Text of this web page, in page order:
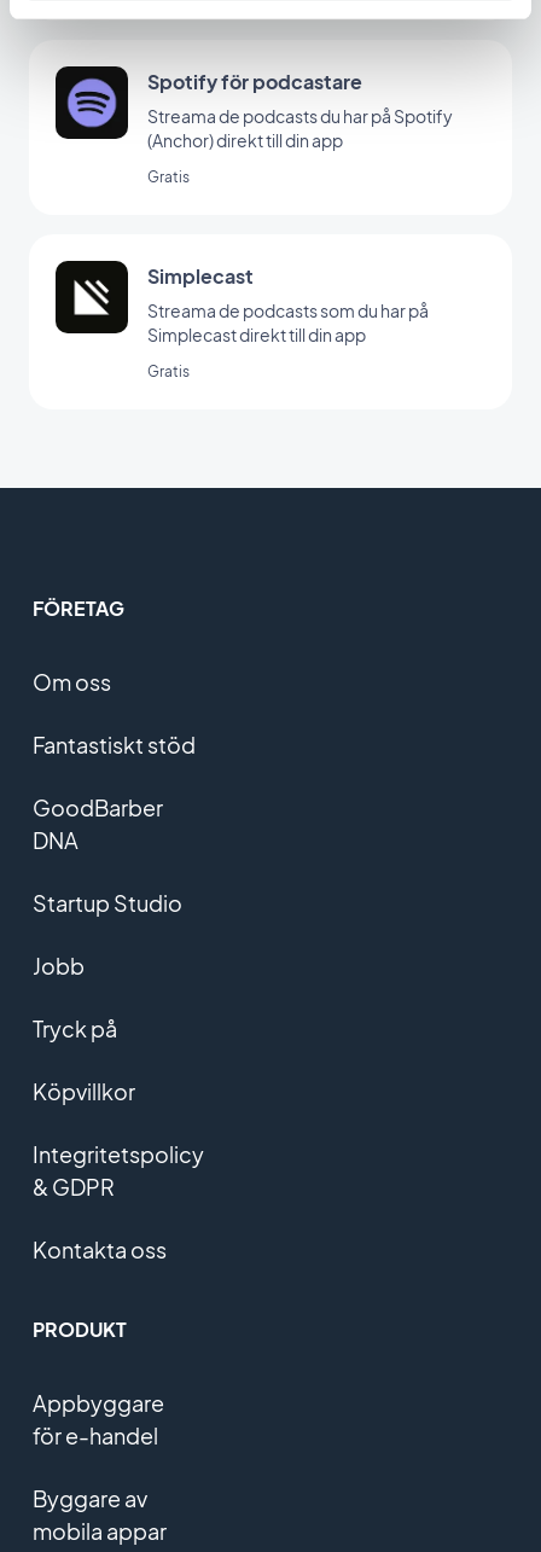
Spotify för podcastare
Streama de podcasts du har på Spotify
(Anchor) direkt till din app
Gratis
Simplecast
Streama de podcasts som du har på
Simplecast direkt till din app
Gratis
FÖRETAG
Om oss
Fantastiskt stöd
GoodBarber
DNA
Startup Studio
Jobb
Tryck på
Köpvillkor
Integritetspolicy
& GDPR
Kontakta oss
PRODUKT
Appbyggare
för e-handel
Byggare av
mobila appar